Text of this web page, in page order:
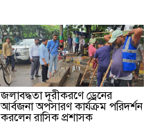
জলাবদ্ধতা দূরীকরণে ড্রেনের
আর্বজনা অপসারণ কার্যক্রম পরিদর্শন
করলেন রাসিক প্রশাসক